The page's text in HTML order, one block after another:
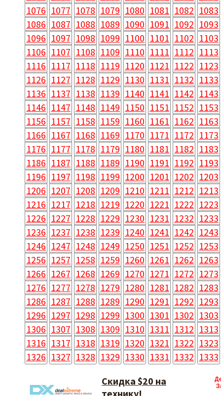
1076 1077 1078 1079 1080 1081 1082 1083
1086 1087 1088 1089 1090 1091 1092 1093
1096 1097 1098 1099 1100 1101 1102 1103
1106 1107 1108 1109 1110 1111 1112 1113
1116 1117 1118 1119 1120 1121 1122 1123
1126 1127 1128 1129 1130 1131 1132 1133
1136 1137 1138 1139 1140 1141 1142 1143
1146 1147 1148 1149 1150 1151 1152 1153
1156 1157 1158 1159 1160 1161 1162 1163
1166 1167 1168 1169 1170 1171 1172 1173
1176 1177 1178 1179 1180 1181 1182 1183
1186 1187 1188 1189 1190 1191 1192 1193
1196 1197 1198 1199 1200 1201 1202 1203
1206 1207 1208 1209 1210 1211 1212 1213
1216 1217 1218 1219 1220 1221 1222 1223
1226 1227 1228 1229 1230 1231 1232 1233
1236 1237 1238 1239 1240 1241 1242 1243
1246 1247 1248 1249 1250 1251 1252 1253
1256 1257 1258 1259 1260 1261 1262 1263
1266 1267 1268 1269 1270 1271 1272 1273
1276 1277 1278 1279 1280 1281 1282 1283
1286 1287 1288 1289 1290 1291 1292 1293
1296 1297 1298 1299 1300 1301 1302 1303
1306 1307 1308 1309 1310 1311 1312 1313
1316 1317 1318 1319 1320 1321 1322 1323
1326 1327 1328 1329 1330 1331 1332 1333
Скидка $20 на
технику!